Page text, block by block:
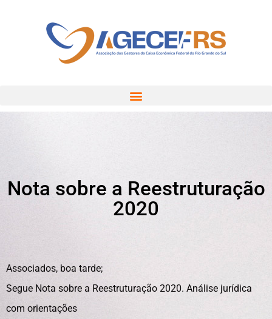
Nota sobre a Reestruturação
2020
Associados, boa tarde;
Segue Nota sobre a Reestruturação 2020. Análise jurídica
com orientações